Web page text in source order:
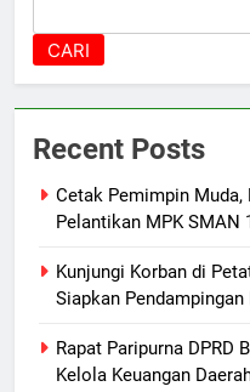
CARI
Recent Posts
Cetak Pemimpin
Pelantikan MPK SMAN
Kunjungi Korban di
Siapkan
Rapat Paripurna DPRD
Kelola Keuangan